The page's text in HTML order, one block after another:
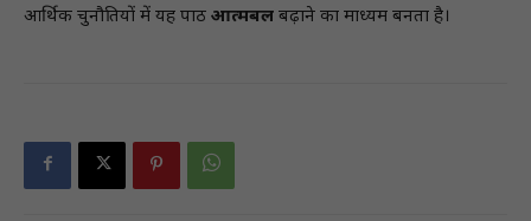
आर्थिक चुनौतियों में यह पाठ आत्मबल बढ़ाने का माध्यम बनता है।